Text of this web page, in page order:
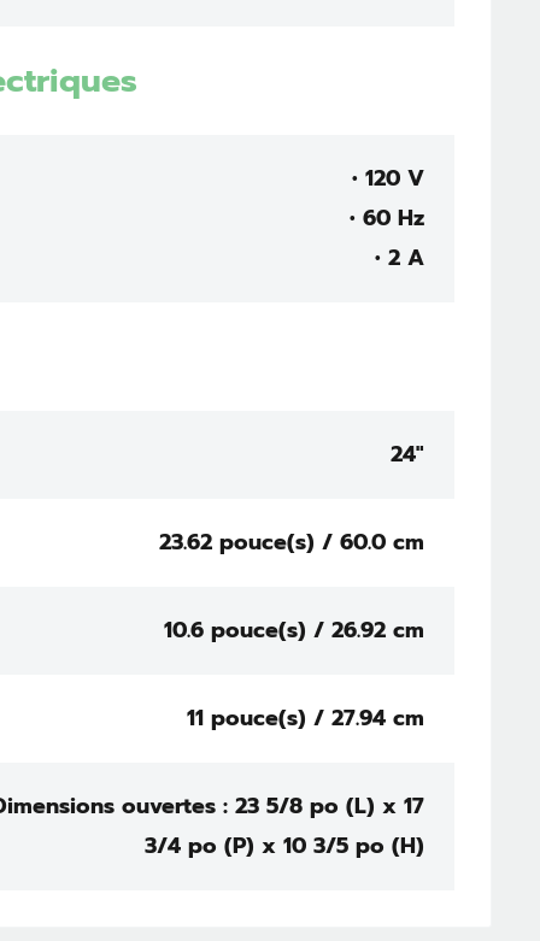
• 120 V
• 60 Hz
• 2 A
24"
23.62 pouce(s) / 60.0 cm
10.6 pouce(s) / 26.92 cm
11 pouce(s) / 27.94 cm
ouvertes : 23 5/8 po (L) x 17
3/4 po (P) x 10 3/5 po (H)